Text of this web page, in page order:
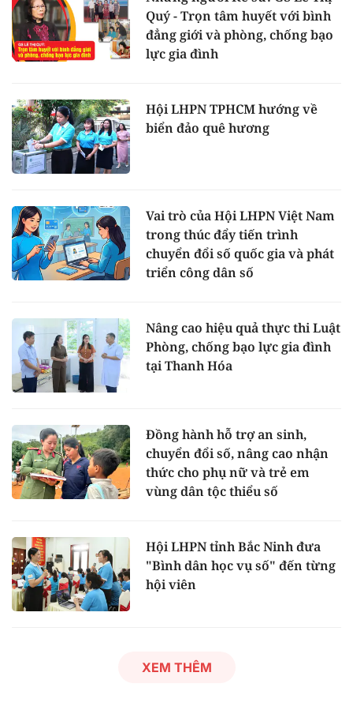
Quý - Trọn tâm huyết với bình
đẳng giới và phòng, chống bạo
lực gia đình
Hội LHPN TPHCM hướng về
biển đảo quê hương
Vai trò của Hội LHPN Việt Nam
trong thúc đẩy tiến trình
chuyển đổi số quốc gia và phát
triển công dân số
Nâng cao hiệu quả thực thi Luật
Phòng, chống bạo lực gia đình
tại Thanh Hóa
Đồng hành hỗ trợ an sinh,
chuyển đổi số, nâng cao nhận
thức cho phụ nữ và trẻ em
vùng dân tộc thiểu số
Hội LHPN tỉnh Bắc Ninh đưa
"Bình dân học vụ số" đến từng
hội viên
XEM THÊM